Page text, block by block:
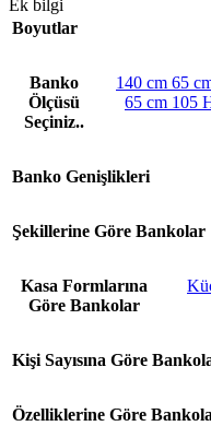
Ek bilgi
Boyutlar
Banko
Ölçüsü
Seçiniz..
140 cm 65
65 cm 105
Banko Genişlikleri
Şekillerine Göre Bankolar
Kasa Formlarına
Göre Bankolar
Kişi Sayısına Göre
Özelliklerine Göre